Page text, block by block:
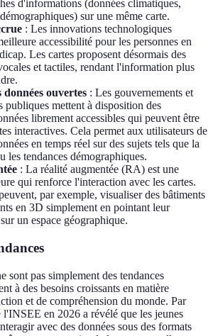
d'informations (données climatiques,
sur une même carte.
: Les innovations technologiques
accessibilité pour les personnes en
Les cartes proposent désormais des
et tactiles, rendant l'information plus
ouvertes : Les gouvernements et
publiques mettent à disposition des
librement accessibles qui peuvent être
interactives. Cela permet aux utilisateurs de
en temps réel sur des sujets tels que la
les tendances démographiques.
: La réalité augmentée (RA) est une
qui renforce l'interaction avec les cartes.
par exemple, visualiser des bâtiments
en 3D simplement en pointant leur
un espace géographique.
sont pas simplement des tendances
à des besoins croissants en matière
et de compréhension du monde. Par
l'INSEE en 2026 a révélé que les jeunes
avec des données sous des formats